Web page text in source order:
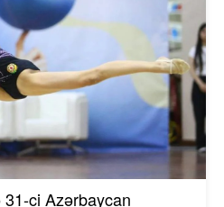
ci Azərbaycan